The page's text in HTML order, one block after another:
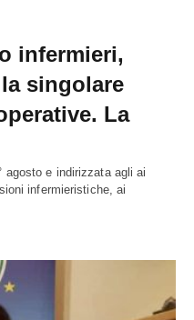
infermieri,
singolare
La
agosto e indirizzata agli ai
infermieristiche, ai